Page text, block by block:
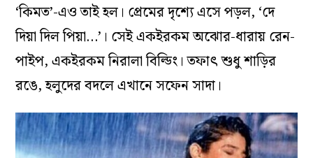
‘কিমত’-এও তাই হল। প্রেমের দৃশ্যে এসে পড়ল, ‘দে
দিয়া দিল পিয়া…’। সেই একইরকম অঝোর-ধারায় রেন-
পাইপ, একইরকম নিরালা বিল্ডিং। তফাৎ শুধু শাড়ির
রঙে, হলুদের বদলে এখানে সফেন সাদা।